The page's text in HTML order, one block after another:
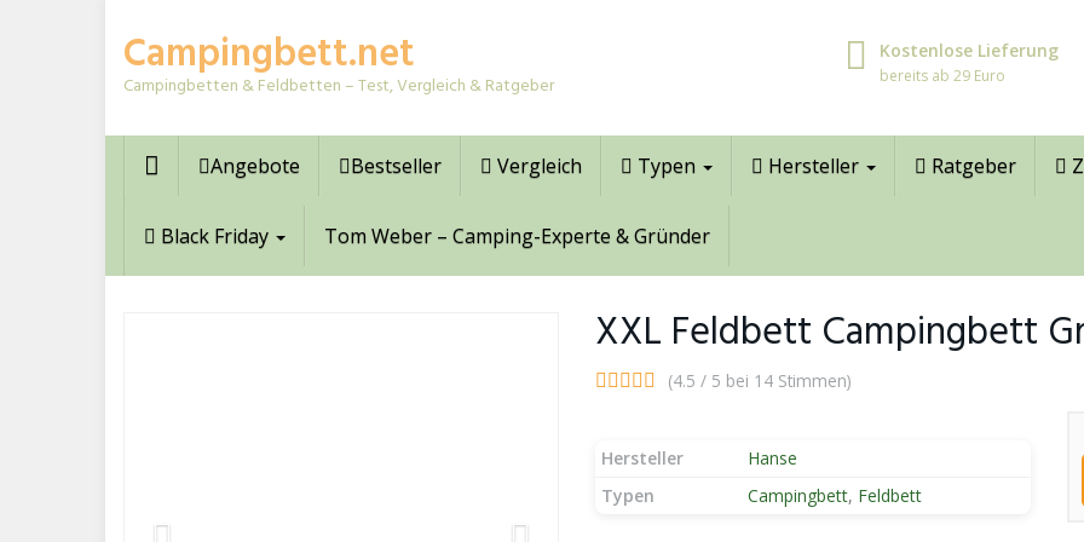
Campingbett.net
Campingbetten & Feldbetten – Test, Vergleich & Ratgeber
Kostenlose Lieferung
bereits ab 29 Euro
Angebote Bestseller Vergleich Typen Hersteller Ratgeber
Black Friday Tom Weber – Camping-Experte & Gründer
XXL Feldbett Campingbett
(4.5 / 5 bei 14 Stimmen)
Hersteller
Hanse
Typen
Campingbett, Feldbett